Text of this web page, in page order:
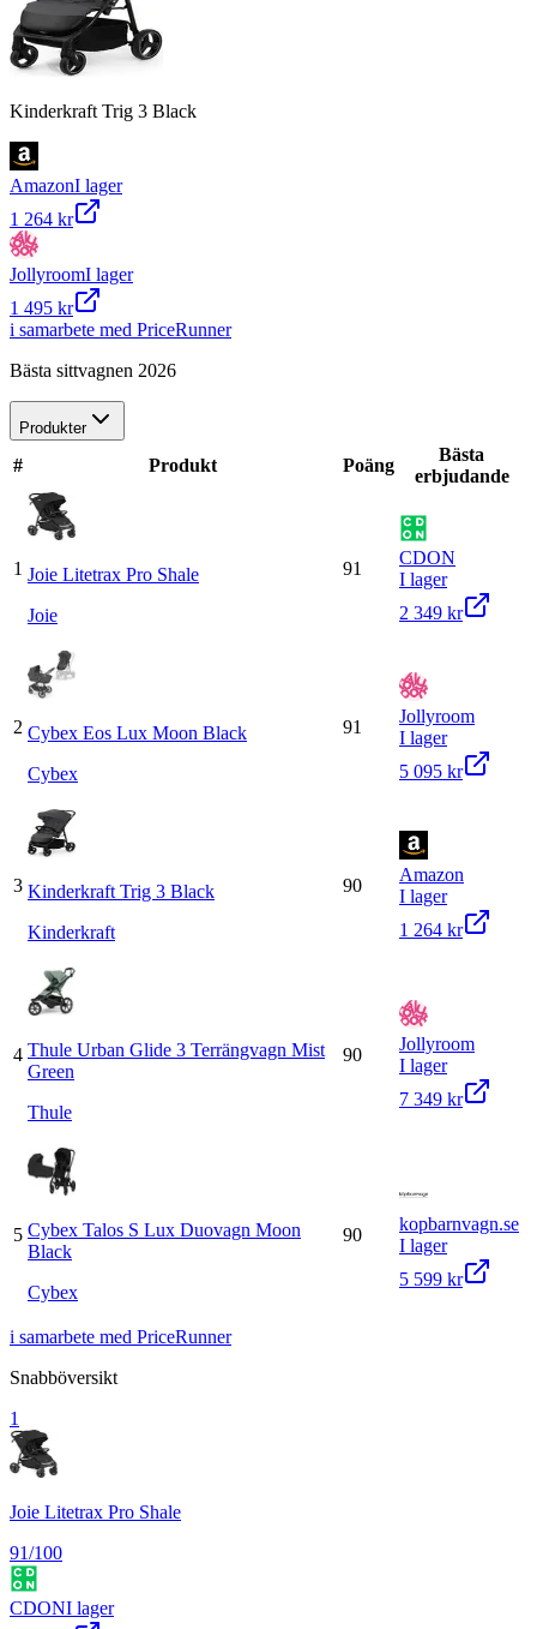
Kinderkraft Trig 3 Black
AmazonI lager
1 264 kr
JollyroomI lager
1 495 kr
i samarbete med PriceRunner
Bästa sittvagnen 2026
Produkter
# Produkt Poäng
Bästa
erbjudande
1 Joie Litetrax Pro Shale
Joie
91
CDON
I lager
2 349 kr
2 Cybex Eos Lux Moon Black
Cybex
91
Jollyroom
I lager
5 095 kr
3 Kinderkraft Trig 3 Black
Kinderkraft
90
Amazon
I lager
1 264 kr
4 Thule Urban Glide 3 Terrängvagn Mist
Green
Thule
90
Jollyroom
I lager
7 349 kr
5 Cybex Talos S Lux Duovagn Moon
Black
Cybex
90
kopbarnvagn.se
I lager
5 599 kr
i samarbete med PriceRunner
Snabböversikt
1
Joie Litetrax Pro Shale
91/100
CDONI lager